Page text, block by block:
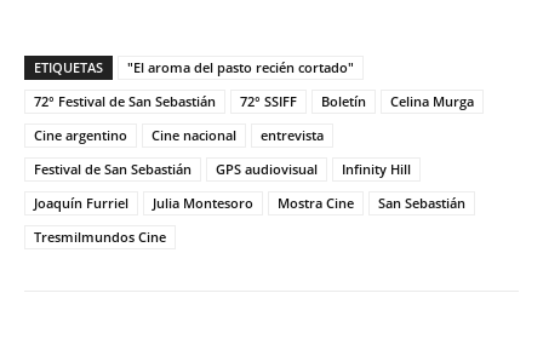
ETIQUETAS
"El aroma del pasto recién cortado"
72° Festival de San Sebastián
72° SSIFF Boletín
Celina Murga
Cine argentino
Cine nacional
entrevista
Festival de San Sebastián
GPS audiovisual
Infinity Hill
Joaquín Furriel
Julia Montesoro Mostra Cine
San Sebastián
Tresmilmundos Cine